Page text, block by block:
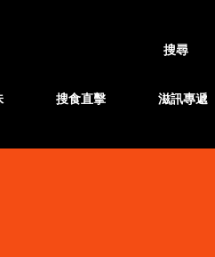
搜尋
搜食直擊 滋訊專遞